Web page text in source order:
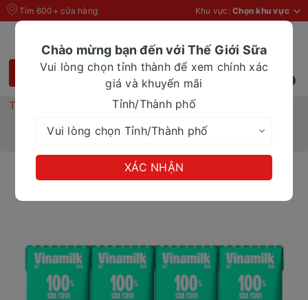
Tìm 600+ cửa hàng Khu vực: Chọn khu vực
Trang chủ
Sữa tươi
Sữa tươi 100% tiệt trùng Vinamilk không đường
Chào mừng bạn đến với Thế Giới Sữa
Vui lòng chọn tỉnh thành để xem chính xác
giá và khuyến mãi
Tỉnh/Thành phố
XÁC NHẬN